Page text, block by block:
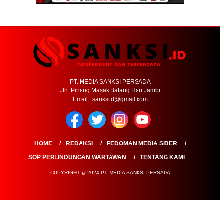
PT. MEDIA SANKSI PERSADA
Jln. Pinang Masak Batang Hari Jambi
Email : sanksiid@gmail.com
HOME REDAKSI
PEDOMAN MEDIA SIBER
SOP PERLINDUNGAN WARTAWAN
TENTANG KAMI
COPYRIGHT @ 2024 PT. MEDIA SANKSI PERSADA